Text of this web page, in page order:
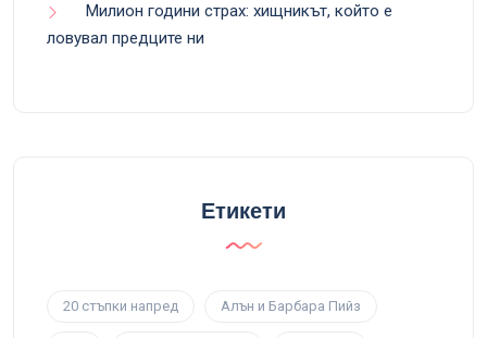
Милион години страх: хищникът, който е
ловувал предците ни
Етикети
20 стъпки напред Алън и Барбара Пийз